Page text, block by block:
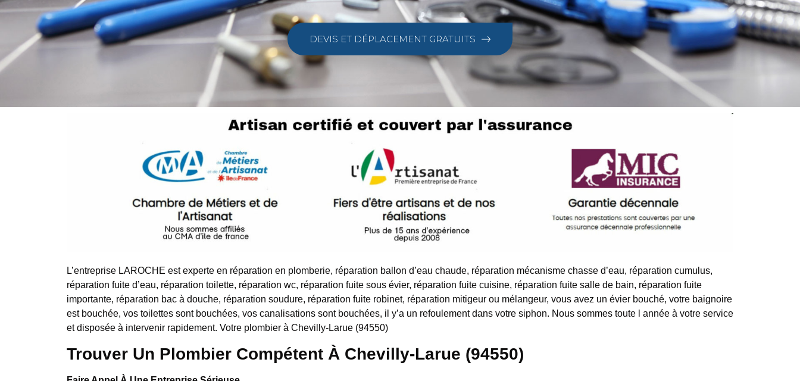
DEVIS ET DÉPLACEMENT GRATUITS
L’entreprise LAROCHE est experte en réparation en plomberie, réparation ballon d’eau chaude, réparation mécanisme chasse d’eau, réparation cumulus,
réparation fuite d’eau, réparation toilette, réparation wc, réparation fuite sous évier, réparation fuite cuisine, réparation fuite salle de bain, réparation fuite
importante, réparation bac à douche, réparation soudure, réparation fuite robinet, réparation mitigeur ou mélangeur, vous avez un évier bouché, votre baignoire
est bouchée, vos toilettes sont bouchées, vos canalisations sont bouchées, il y’a un refoulement dans votre siphon. Nous sommes toute l année à votre service
et disposée à intervenir rapidement. Votre plombier à Chevilly-Larue (94550)
Trouver Un Plombier Compétent À Chevilly-Larue (94550)